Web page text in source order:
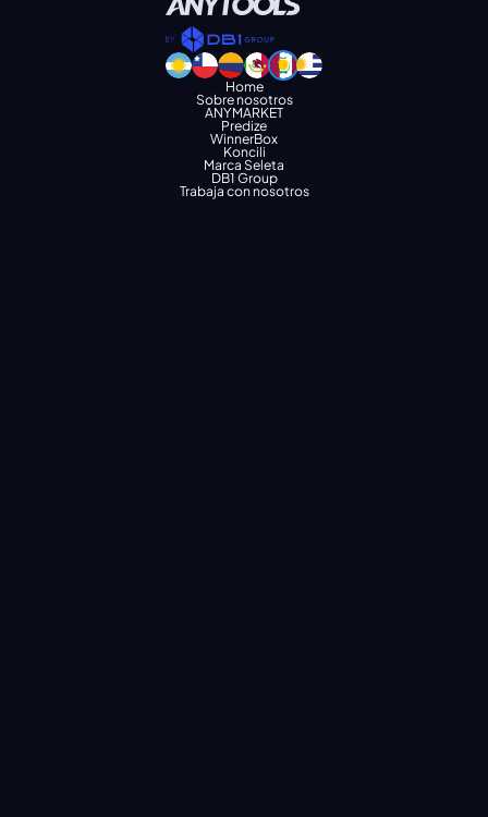
Home
Sobre nosotros
ANYMARKET
Predize
WinnerBox
Koncili
Marca Seleta
DB1 Group
Trabaja con nosotros